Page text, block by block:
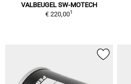
VALBEUGEL SW-MOTECH
€ 220,001